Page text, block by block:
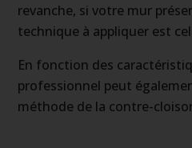
revanche, si votre mur
technique à appliquer est
En fonction des
professionnel peut
méthode de la contre-